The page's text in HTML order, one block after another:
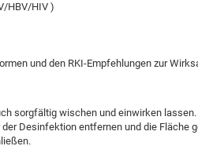
HBV/HIV )
und den RKI-Empfehlungen zur
sorgfältig wischen und einwirken
Desinfektion entfernen und die Fläche